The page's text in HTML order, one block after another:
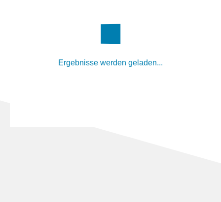
Ergebnisse werden geladen...